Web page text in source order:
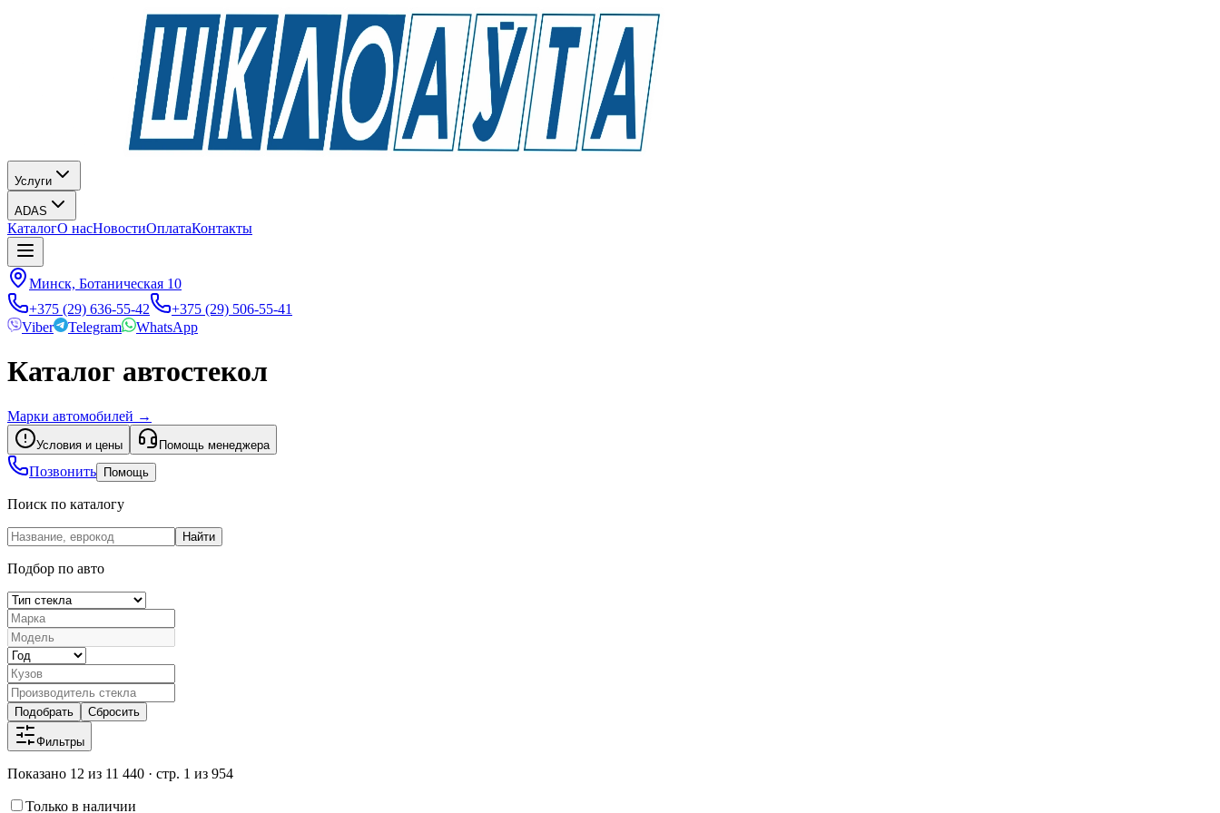
Услуги
ADAS
КаталогО насНовостиОплатаКонтакты
Минск, Ботаническая 10
+375 (29) 636-55-42
+375 (29) 506-55-41
Viber
Telegram WhatsApp
Каталог автостекол
Марки автомобилей →
Условия и цены Помощь менеджера
Позвонить Помощь
Поиск по каталогу
Найти
Подбор по авто
Подобрать Сбросить
Фильтры
Показано 12 из 11 440 · стр. 1 из 954
Только в наличии